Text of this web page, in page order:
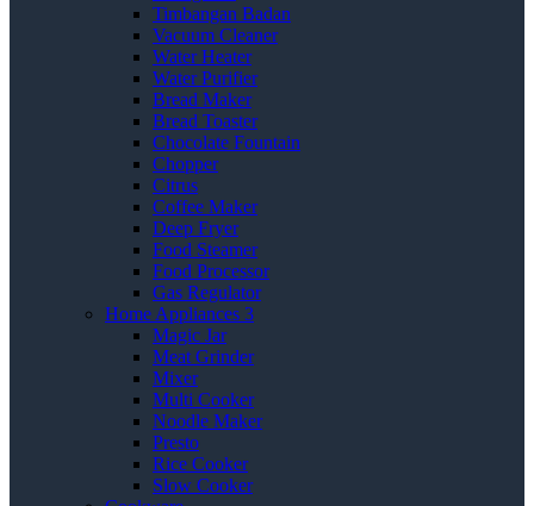
Timbangan Badan
Vacuum Cleaner
Water Heater
Water Purifier
Bread Maker
Bread Toaster
Chocolate Fountain
Chopper
Citrus
Coffee Maker
Deep Fryer
Food Steamer
Food Processor
Gas Regulator
Home Appliances 3
Magic Jar
Meat Grinder
Mixer
Multi Cooker
Noodle Maker
Presto
Rice Cooker
Slow Cooker